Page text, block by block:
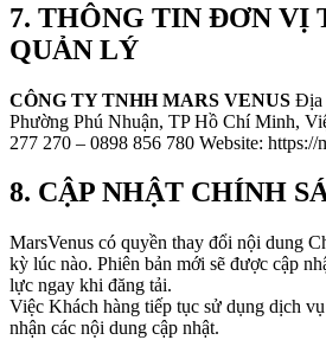
7. THÔNG TIN ĐƠN VỊ
QUẢN LÝ
CÔNG TY TNHH MARS VENUS Địa
Phường Phú Nhuận, TP Hồ Chí Minh,
277 270 – 0898 856 780 Website: https://
8. CẬP NHẬT CHÍNH
MarsVenus có quyền thay đổi nội dung
kỳ lúc nào. Phiên bản mới sẽ được cập
lực ngay khi đăng tải.
Việc Khách hàng tiếp tục sử dụng dịch
nhận các nội dung cập nhật.